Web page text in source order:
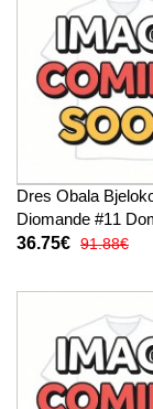
Dres Obala
Diomande #11
djecu SP 2026
36.75€ 91.88€